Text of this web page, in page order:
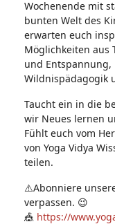
Wochenende mit
bunten Welt des
erwarten euch
Möglichkeiten aus
und
Wildnispädagogik
Taucht ein in die
wir Neues lernen
Fühlt euch vom
von Yoga Vidya
teilen.
⚠️Abonniere
verpassen. 😉
🎪 https://